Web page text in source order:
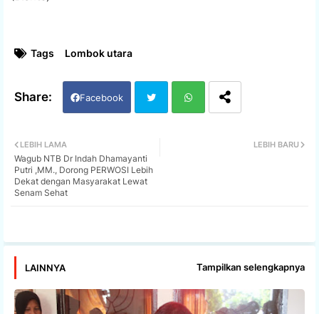
Tags Lombok utara
Facebook
tter
LEBIH BARU
LEBIH LAMA
Wagub NTB Dr Indah Dhamayanti
Putri ,MM., Dorong PERWOSI Lebih
Dekat dengan Masyarakat Lewat
Senam Sehat
LAINNYA Tampilkan selengkapnya